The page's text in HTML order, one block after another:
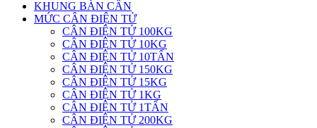
KHUNG BÀN CÂN
MỨC CÂN ĐIỆN TỬ
CÂN ĐIỆN TỬ 100KG
CÂN ĐIỆN TỬ 10KG
CÂN ĐIỆN TỬ 10TẤN
CÂN ĐIỆN TỬ 150KG
CÂN ĐIỆN TỬ 15KG
CÂN ĐIỆN TỬ 1KG
CÂN ĐIỆN TỬ 1TẤN
CÂN ĐIỆN TỬ 200KG